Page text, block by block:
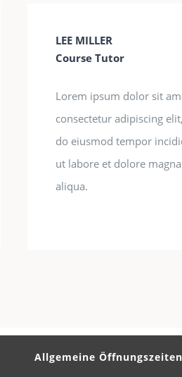
LEE MILLER
Course Tutor
Lorem ipsum dolor sit
consectetur adipiscing
do eiusmod tempor
ut labore et dolore magna
aliqua.
Allgemeine Öffnungszeiten